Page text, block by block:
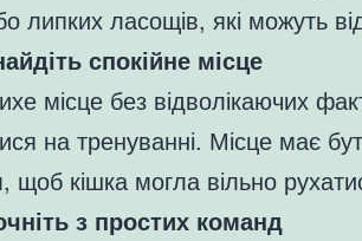
липких ласощів, які можуть
спокійне місце
місце без відволікаючих
на тренуванні. Місце має
щоб кішка могла вільно
з простих команд